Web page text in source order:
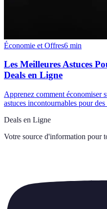
Économie et Offres6 min
Les Meilleures Astuces
Deals en Ligne
Apprenez comment économiser
astuces incontournables pour
Deals en Ligne
Votre source d'information pour